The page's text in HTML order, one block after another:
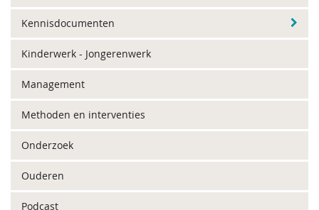
Kennisdocumenten
Kinderwerk - Jongerenwerk
Management
Methoden en interventies
Onderzoek
Ouderen
Podcast